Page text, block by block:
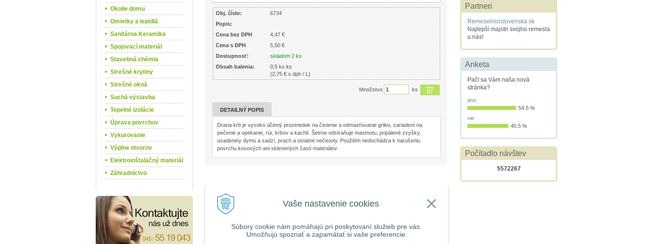
Vaše nastavenie cookies
Súbory cookie nám pomáhajú pri poskytovaní služieb pre vás.
Umožňujú spoznať a zapamätať si vaše preferencie.
Obj. číslo:
6734
Popis:
Cena bez DPH
4,47 €
Cena s DPH
5,50 €
Dostupnosť:
skladom 2 ks
Obsah balenia:
0,5 ks ks
(2,75 € s dph / L)
Množstvo ks
DETAILNÝ POPIS
Drana krb je vysoko účinný prostriedok na čistenie a odmasťovanie grilov, zariadení na
pečenie a opekanie, rúr, krbov a kachlí. Šetrne odstraňuje mastnotu, pripálené zvyšky,
usadeniny dymu a sadzí, prach a ostatné nečistoty. Použitím nedochádza k narušeniu
povrchu kovových ani sklenených častí materiálov.
Okolie domu
Omietky a lepidlá
Sanitárna Keramika
Spojovací materiál
Stavebná chémia
Strešné krytiny
Strešné okná
Suchá výstavba
Tepelné izolácie
Úprava povrchov
Vykurovanie
Výplne otvorov
Elektroinštalačný materiál
Záhradníctvo
Partneri
Remeselnicislovenska.sk
Najlepší majstri svojho remesla
u nás!
Anketa
Pačí sa Vám naša nová
stránka?
áno
54.5 %
nie
45.5 %
Počítadlo návštev
5572267